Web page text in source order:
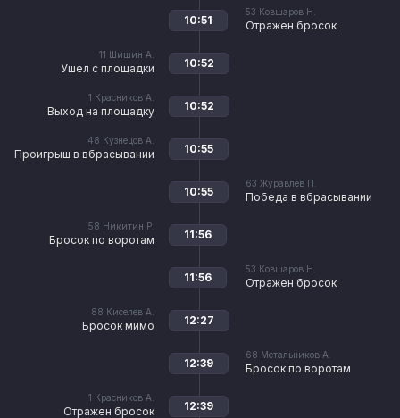
53 Ковшаров Н.
Отражен бросок
10:51
11 Шишин А.
Ушел с площадки 10:52
1 Красников А.
Выход на площадку 10:52
48 Кузнецов А.
Проигрыш в вбрасывании 10:55
63 Журавлев П.
Победа в вбрасывании
10:55
58 Никитин Р.
Бросок по воротам 11:56
53 Ковшаров Н.
Отражен бросок
11:56
88 Киселев А.
Бросок мимо 12:27
68 Метальников А.
Бросок по воротам
12:39
1 Красников А.
Отражен бросок 12:39